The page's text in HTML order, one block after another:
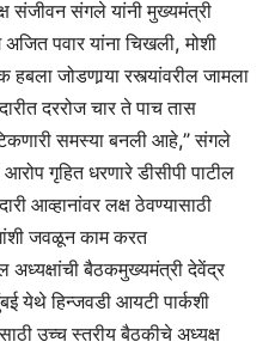
संजीवन संगले यांनी मुख्यमंत्री
पवार यांना चिखली, मोशी
जोडणार्‍या रस्त्यांवरील जामला
दररोज चार ते पाच तास
समस्या बनली आहे,” संगले
गृहित धरणारे डीसीपी पाटील
आव्हानांवर लक्ष ठेवण्यासाठी
जवळून काम करत
अध्यक्षांची बैठकमुख्यमंत्री देवेंद्र
येथे हिन्जवडी आयटी पार्कशी
उच्च स्तरीय बैठकीचे अध्यक्ष